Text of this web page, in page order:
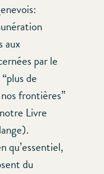
aux
par le
de
frontières”
Livre
qu’essentiel,
du